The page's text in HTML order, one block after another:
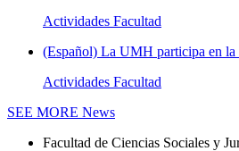
Actividades Facultad
(Español) La UMH participa en
Actividades Facultad
SEE MORE News
Facultad de Ciencias Sociales y